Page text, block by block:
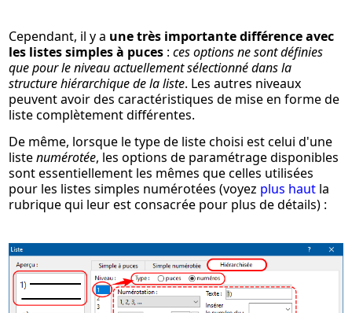
Cependant, il y a une très importante différence avec
les listes simples à puces :ces options ne sont définies
que pour le niveau actuellement sélectionné dans la
structure hiérarchique de la liste. Les autres niveaux
peuvent avoir des caractéristiques de mise en forme de
liste complètement différentes.
De même, lorsque le type de liste choisi est celui d'une
listenumérotée, les options de paramétrage disponibles
sont essentiellement les mêmes que celles utilisées
pour les listes simples numérotées (voyez plus haut la
rubrique qui leur est consacrée pour plus de détails) :